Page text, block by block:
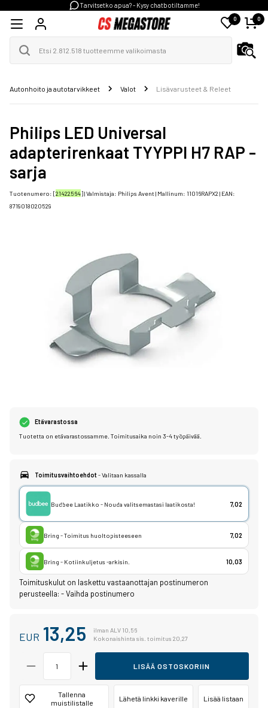
Tarvitsetko apua? - Kysy chatbotiltamme!
0 0
Autonhoito ja autotarvikkeet Valot Lisävarusteet & Releet
Philips LED Universal
adapterirenkaat TYYPPI H7 RAP -
sarja
Tuotenumero: [21422564] | Valmistaja: Philips Avent | Mallinum: 11016RAPX2 | EAN:
8719018020529
Etävarastossa
Tuotetta on etävarastossamme. Toimitusaika noin 3-4 työpäivää.
Toimitusvaihtoehdot- Valitaan kassalla
Budbee Laatikko - Nouda valitsemastasi laatikosta! 7,02
Bring - Toimitus huoltopisteeseen 7,02
Bring - Kotiinkuljetus -arkisin. 10,03
Toimituskulut on laskettu vastaanottajan postinumeron
perusteella: -Vaihda postinumero
EUR 13,25
ilman ALV 10,56
Kokonaishinta sis. toimitus 20,27
LISÄÄ OSTOSKORIIN
Tallenna
muistilistalle
Lähetä linkki kaverille Lisää listaan